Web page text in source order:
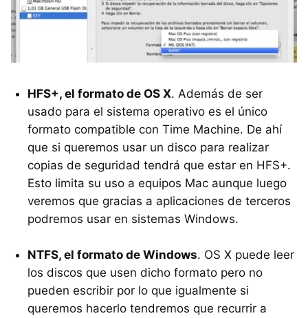
HFS+, el formato de OS X. Además de ser
usado para el sistema operativo es el único
formato compatible con Time Machine. De ahí
que si queremos usar un disco para realizar
copias de seguridad tendrá que estar en HFS+.
Esto limita su uso a equipos Mac aunque luego
veremos que gracias a aplicaciones de terceros
podremos usar en sistemas Windows.
NTFS, el formato de Windows. OS X puede leer
los discos que usen dicho formato pero no
pueden escribir por lo que igualmente si
queremos hacerlo tendremos que recurrir a